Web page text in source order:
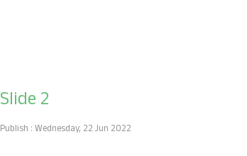
Slide 2
Publish : Wednesday, 22 Jun 2022